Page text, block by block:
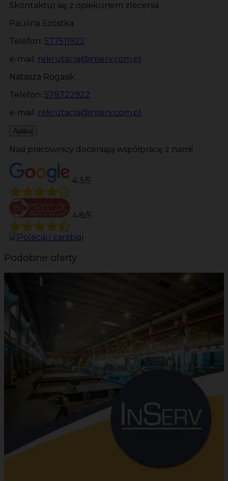
Skontaktuj się z opiekunem zlecenia
Paulina Szóstka
Telefon: 577511922
e-mail: rekrutacja@inserv.com.pl
Natasza Rogasik
Telefon: 578722922
e-mail: rekrutacja@inserv.com.pl
Aplikuj
Nasi pracownicy doceniają współpracę z nami!
4.3/5
4.8/5
Podobne oferty